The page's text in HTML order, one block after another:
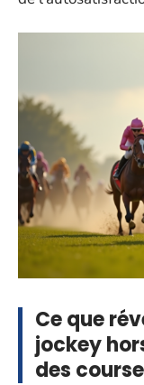
Ce que
jockey
des